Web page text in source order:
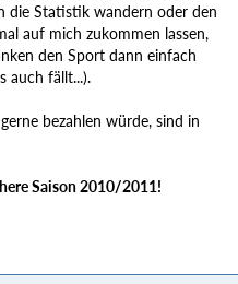
die Statistik wandern oder den
auf mich zukommen lassen,
den Sport dann einfach
auch fällt...).
bezahlen würde, sind in
Saison 2010/2011!